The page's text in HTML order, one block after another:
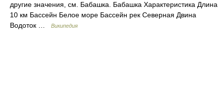
другие значения, см. Бабашка. Бабашка Характеристика Длина
10 км Бассейн Белое море Бассейн рек Северная Двина
Водоток …
Википедия